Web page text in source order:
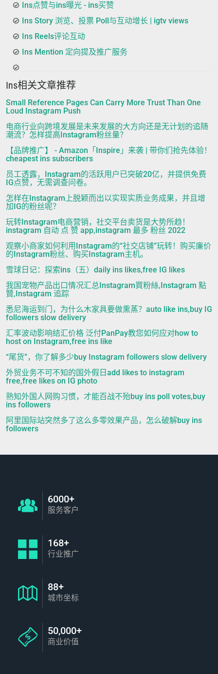
Ins点赞与ins曝光 - ins买赞
Ins Story 浏览、投票 Poll与互动增长 | igtv views
Ins Reels评论互动
Ins Mention 定向提及推广服务
Ins相关文章推荐
Small Reference Pages Can Carry More Trust Than One
Loud Instagram Push
电商行业向跨境发展是未来发展的大方向还是无计划的追随
潮流？怎样提高Instagram粉丝量？
【品牌推广】 - Amazon「Inspire」来袭 | 带你们抢先体验！
cheapest ins subscribers
员工透露，Instagram的活跃用户已突破20亿，并提供免费
IG点赞，无需调查问卷。
怎样在Instagram上脱颖而出以实现实质业务成果，并且增
加IG的粉丝呢？
玩转Instagram电商营销，社交平台卖货是大势所趋！
instagram 自动 点 赞 app,instagram 最多 粉丝 2022
观察小商家如何利用Instagram的“社交店铺”玩转！购买廉价
的Instagram粉丝、购买Instagram主机。
雪球日记：探索ins（五）daily ins likes,free IG likes
我国宠物产品出口情况汇总Instagram買粉絲,Instagram 點
贊,Instagram 追踪
悉尼海运到门，为什么木家具要做熏蒸？auto like ins,buy IG
followers slow delivery
汇率波动影响结汇价格 泛付PanPay教您如何应对how to
host on Instagram,free ins like
“尾货”，你了解多少buy Instagram followers slow delivery
外贸业务不可不知的国外假日add likes to instagram
free,free likes on IG photo
熟知外国人网购习惯，才能百战不殆buy ins poll votes,buy
ins followers
阿里国际站突然多了这么多零效果产品，怎么破解buy ins
followers
6000+
服务客户
168+
行业推广
88+
城市坐标
50,000+
商业价值